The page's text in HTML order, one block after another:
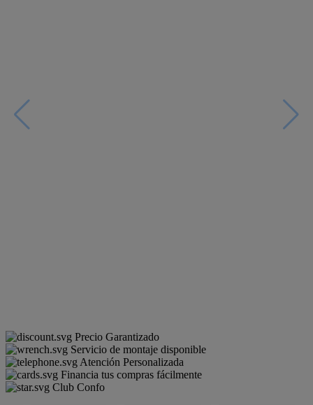
Precio Garantizado
Servicio de montaje disponible
Atención Personalizada
Financia tus compras fácilmente
Club Confo